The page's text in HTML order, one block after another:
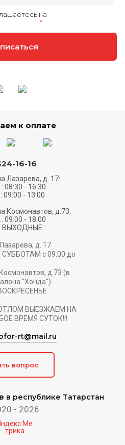
на
*
к оплате
в республике Татарстан
- 2026
16-16
Лазарева, д. 17:
08:30 - 16:30
- 13:00
Космонавтов, д.73:
09:00 - 18:00
ВЫХОДНЫЕ
д. 17
СУББОТАМ с 09:00 до
д.73 (в
"Хонда")
ВЫЕЗЖАЕМ НА
ВРЕМЯ СУТОК!!!
rt@mail.ru
вопрос